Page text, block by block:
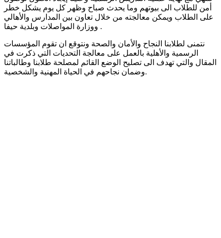
أمن للطلاب الى بيوتهم وما يحدث صباح وظهر كل يوم يشكل خطر
على الطلاب ويمكن معالجته من خلال تعاون بين المدارس والأهالي
ووزارة المواصلات وبلدية حيفا .
نتمنى لطلابنا النجاح والأمان والصحة ونتوقع ان تقوم المؤسسات
الرسمية والأهلية بالعمل على معالجة التحديات التي ذكرت في
المقال والتي تهدف الى تصليح الوضع القائم لمصلحة طلابنا وطالباتنا
وضمان نجاحهم في الحياة المهنية والشخصية.